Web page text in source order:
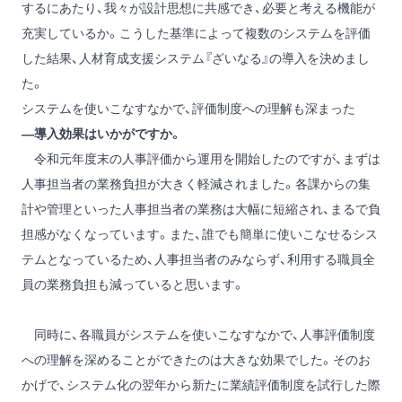
するにあたり、我々が設計思想に共感でき、必要と考える機能が
充実しているか。こうした基準によって複数のシステムを評価
した結果、人材育成支援システム『ざいなる』の導入を決めまし
た。
システムを使いこなすなかで、評価制度への理解も深まった
―導入効果はいかがですか。
令和元年度末の人事評価から運用を開始したのですが、まずは
人事担当者の業務負担が大きく軽減されました。各課からの集
計や管理といった人事担当者の業務は大幅に短縮され、まるで負
担感がなくなっています。また、誰でも簡単に使いこなせるシス
テムとなっているため、人事担当者のみならず、利用する職員全
員の業務負担も減っていると思います。
同時に、各職員がシステムを使いこなすなかで、人事評価制度
への理解を深めることができたのは大きな効果でした。そのお
かげで、システム化の翌年から新たに業績評価制度を試行した際